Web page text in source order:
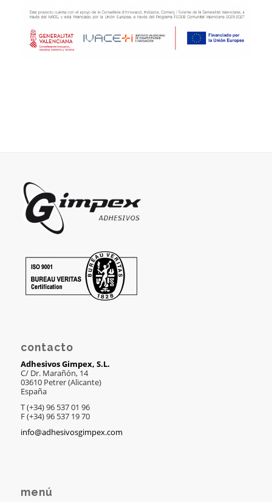
contacto
Adhesivos Gimpex, S.L.
C/ Dr. Marañón, 14
03610 Petrer (Alicante)
España
T (+34) 96 537 01 96
F (+34) 96 537 19 70
info@adhesivosgimpex.com
menú